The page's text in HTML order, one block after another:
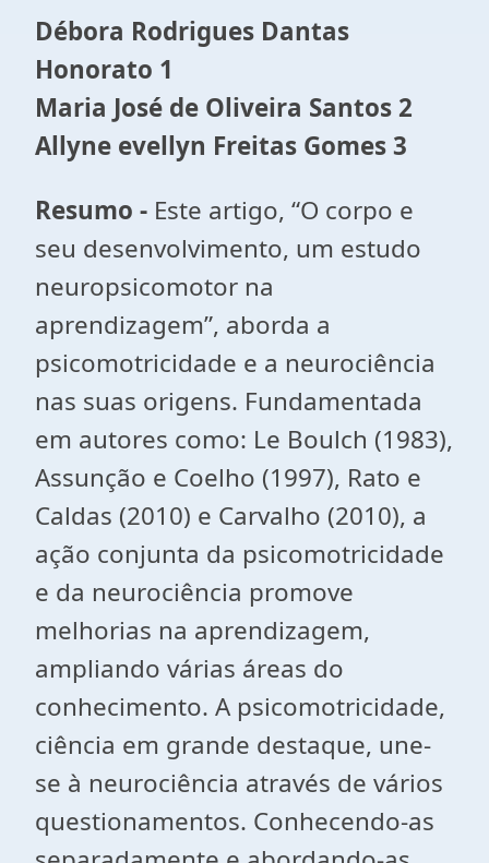
Débora Rodrigues Dantas
Honorato 1
Maria José de Oliveira Santos 2
Allyne evellyn Freitas Gomes 3
Resumo - Este artigo, “O corpo e
seu desenvolvimento, um estudo
neuropsicomotor na
aprendizagem”, aborda a
psicomotricidade e a neurociência
nas suas origens. Fundamentada
em autores como: Le Boulch (1983),
Assunção e Coelho (1997), Rato e
Caldas (2010) e Carvalho (2010), a
ação conjunta da psicomotricidade
e da neurociência promove
melhorias na aprendizagem,
ampliando várias áreas do
conhecimento. A psicomotricidade,
ciência em grande destaque, une-
se à neurociência através de vários
questionamentos. Conhecendo-as